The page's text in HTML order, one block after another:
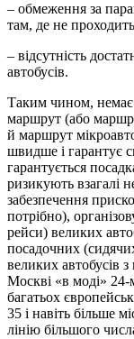
– обмеження за
там, де не
– відсутність
автобусів.
Таким чином,
маршрут (або
й маршрут
швидше і гарантує
гарантується
ризикують взагалі
забезпечення
потрібно),
рейси) великих
посадочних
великих автобусів
Москві «в моді» 24-
багатьох
35 і навіть більше
лінію більшого